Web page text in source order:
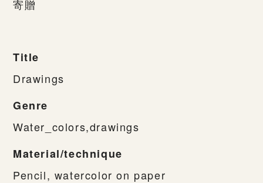
寄贈
Title
Drawings
Genre
Water_colors,drawings
Material/technique
Pencil, watercolor on paper